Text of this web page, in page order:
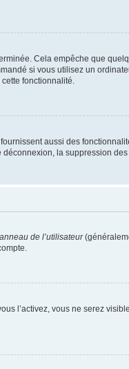
Cela empêche que
si vous utilisez un
fonctionnalité.
aussi des
la suppression
de l’utilisateur
l’activez, vous ne serez